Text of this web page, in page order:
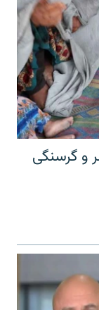
و گرسنگی